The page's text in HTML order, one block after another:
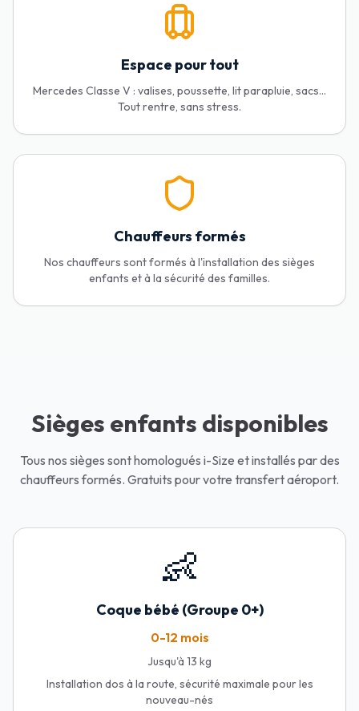
Espace pour tout
Mercedes Classe V : valises, poussette, lit parapluie, sacs...
Tout rentre, sans stress.
Chauffeurs formés
Nos chauffeurs sont formés à l'installation des sièges
enfants et à la sécurité des familles.
Sièges enfants disponibles
Tous nos sièges sont homologués i-Size et installés par des
chauffeurs formés. Gratuits pour votre transfert aéroport.
👶
Coque bébé (Groupe 0+)
0-12 mois
Jusqu'à 13 kg
Installation dos à la route, sécurité maximale pour les
nouveau-nés